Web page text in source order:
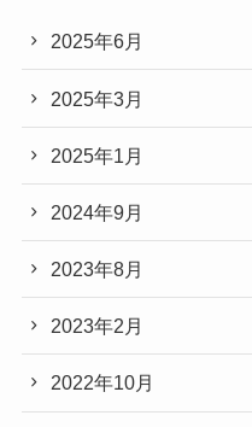
2025年6月
2025年3月
2025年1月
2024年9月
2023年8月
2023年2月
2022年10月